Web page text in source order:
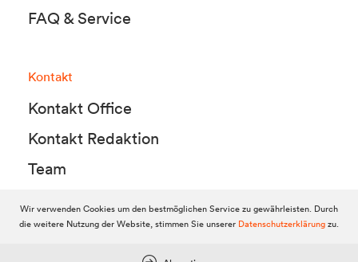
FAQ & Service
Kontakt
Kontakt Office
Kontakt Redaktion
Team
© 2010-2026 Dolomitenstadt.at
Wir verwenden Cookies um den bestmöglichen Service zu gewährleisten. Durch
die weitere Nutzung der Website, stimmen Sie unserer Datenschutzerklärungzu.